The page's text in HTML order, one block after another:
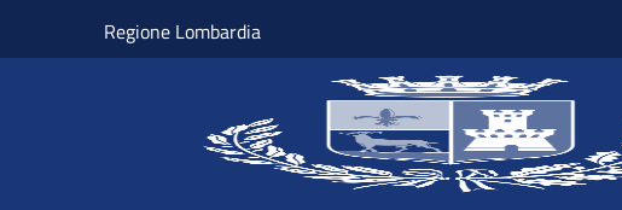
Regione Lombardia